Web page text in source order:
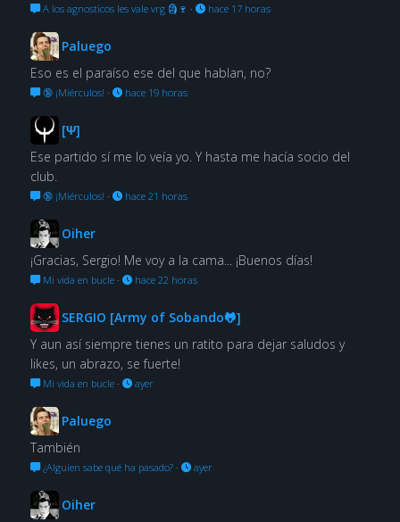
A los agnosticos les vale vrg 🗿🍷 · hace 17 horas
Paluego
Eso es el paraíso ese del que hablan, no?
🔞 ¡Miérculos! · hace 19 horas
[Ψ]
Ese partido sí me lo veía yo. Y hasta me hacía socio del
club.
🔞 ¡Miérculos! · hace 21 horas
Oiher
¡Gracias, Sergio! Me voy a la cama... ¡Buenos días!
Mi vida en bucle· hace 22 horas
SERGIO [Army of Sobando🐸]
Y aun así siempre tienes un ratito para dejar saludos y
likes, un abrazo, se fuerte!
Mi vida en bucle· ayer
Paluego
También
¿Alguien sabe qué ha pasado?· ayer
Oiher